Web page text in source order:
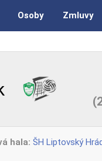
Osoby Zmluvy
hala: ŠH Liptovský